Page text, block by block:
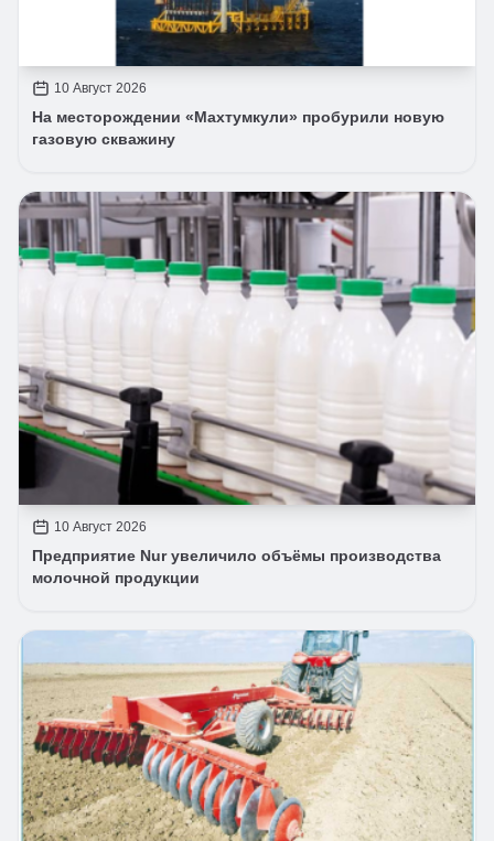
10 Август 2026
На месторождении «Махтумкули» пробурили новую
газовую скважину
10 Август 2026
Предприятие Nur увеличило объёмы производства
молочной продукции